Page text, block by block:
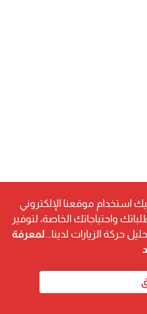
استخدام موقعنا الإلكتروني
واحتياجاتك الخاصة، لتوفير
حركة الزيارات لدينا... لمعرفة